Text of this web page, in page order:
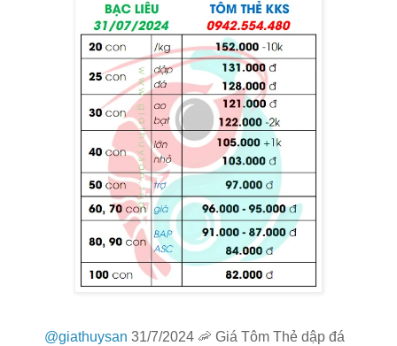
@giathuysan 31/7/2024 🦐 Giá Tôm Thẻ dập đá